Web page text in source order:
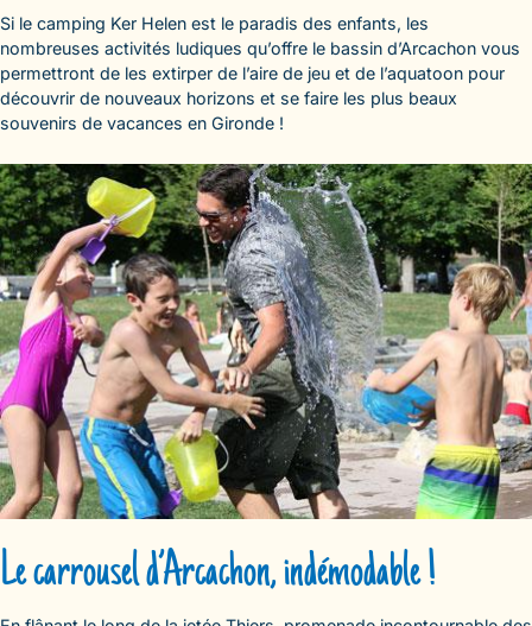
Si le camping Ker Helen est le paradis des enfants, les
nombreuses activités ludiques qu’offre le bassin d’Arcachon vous
permettront de les extirper de l’aire de jeu et de l’aquatoon pour
découvrir de nouveaux horizons et se faire les plus beaux
souvenirs de vacances en Gironde !
Le carrousel d’Arcachon, indémodable !